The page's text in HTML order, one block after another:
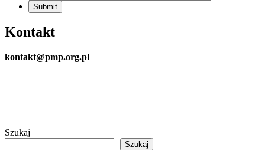
Kontakt
kontakt@pmp.org.pl
Szukaj
Szukaj